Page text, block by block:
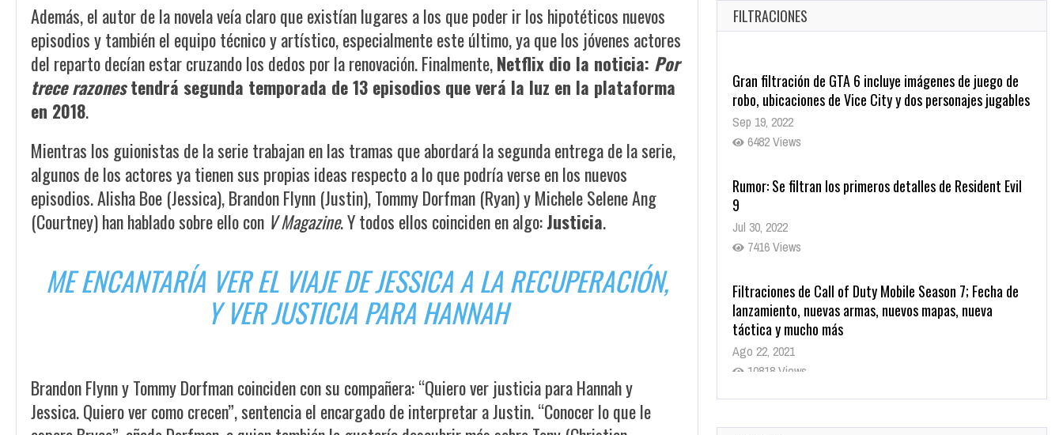
Además, el autor de la novela veía claro que existían lugares a los que poder ir los hipotéticos nuevos
episodios y también el equipo técnico y artístico, especialmente este último, ya que los jóvenes actores
del reparto decían estar cruzando los dedos por la renovación. Finalmente,Netflix dio la noticia: Por
trece razonestendrá segunda temporada de 13 episodios que verá la luz en la plataforma
en 2018.
Mientras los guionistas de la serie trabajan en las tramas que abordará la segunda entrega de la serie,
algunos de los actores ya tienen sus propias ideas respecto a lo que podría verse en los nuevos
episodios. Alisha Boe (Jessica), Brandon Flynn (Justin), Tommy Dorfman (Ryan) y Michele Selene Ang
(Courtney) han hablado sobre ello con V Magazine. Y todos ellos coinciden en algo:Justicia.
ME ENCANTARÍA VER EL VIAJE DE JESSICA A LA RECUPERACIÓN,
Y VER JUSTICIA PARA HANNAH
Brandon Flynn y Tommy Dorfman coinciden con su compañera: “Quiero ver justicia para Hannah y
Jessica. Quiero ver como crecen”, sentencia el encargado de interpretar a Justin. “Conocer lo que le
Oct 7, 2025
1757 Views
FILTRACIONES
Gran filtración de GTA 6 incluye imágenes de juego de
robo, ubicaciones de Vice City y dos personajes jugables
Sep 19, 2022
6482 Views
Rumor: Se filtran los primeros detalles de Resident Evil
9
Jul 30, 2022
7416 Views
Filtraciones de Call of Duty Mobile Season 7; Fecha de
lanzamiento, nuevas armas, nuevos mapas, nueva
táctica y mucho más
Ago 22, 2021
10818 Views
La configuración de Call of Duty 2021 aparentemente